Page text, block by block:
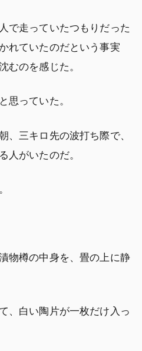
で走っていたつもりだった
れていたのだという事実
むのを感じた。
思っていた。
、三キロ先の波打ち際で、
人がいたのだ。
物樽の中身を、畳の上に静
、白い陶片が一枚だけ入っ